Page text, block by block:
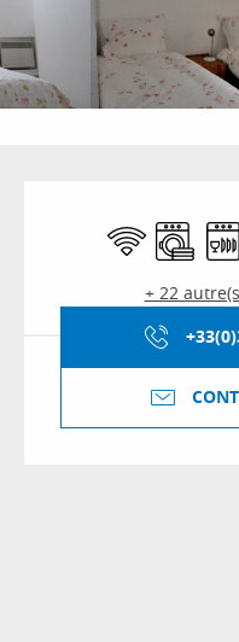
WiFi Lave linge
+ 22